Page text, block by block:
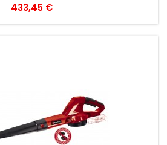
Precio
433,45 €